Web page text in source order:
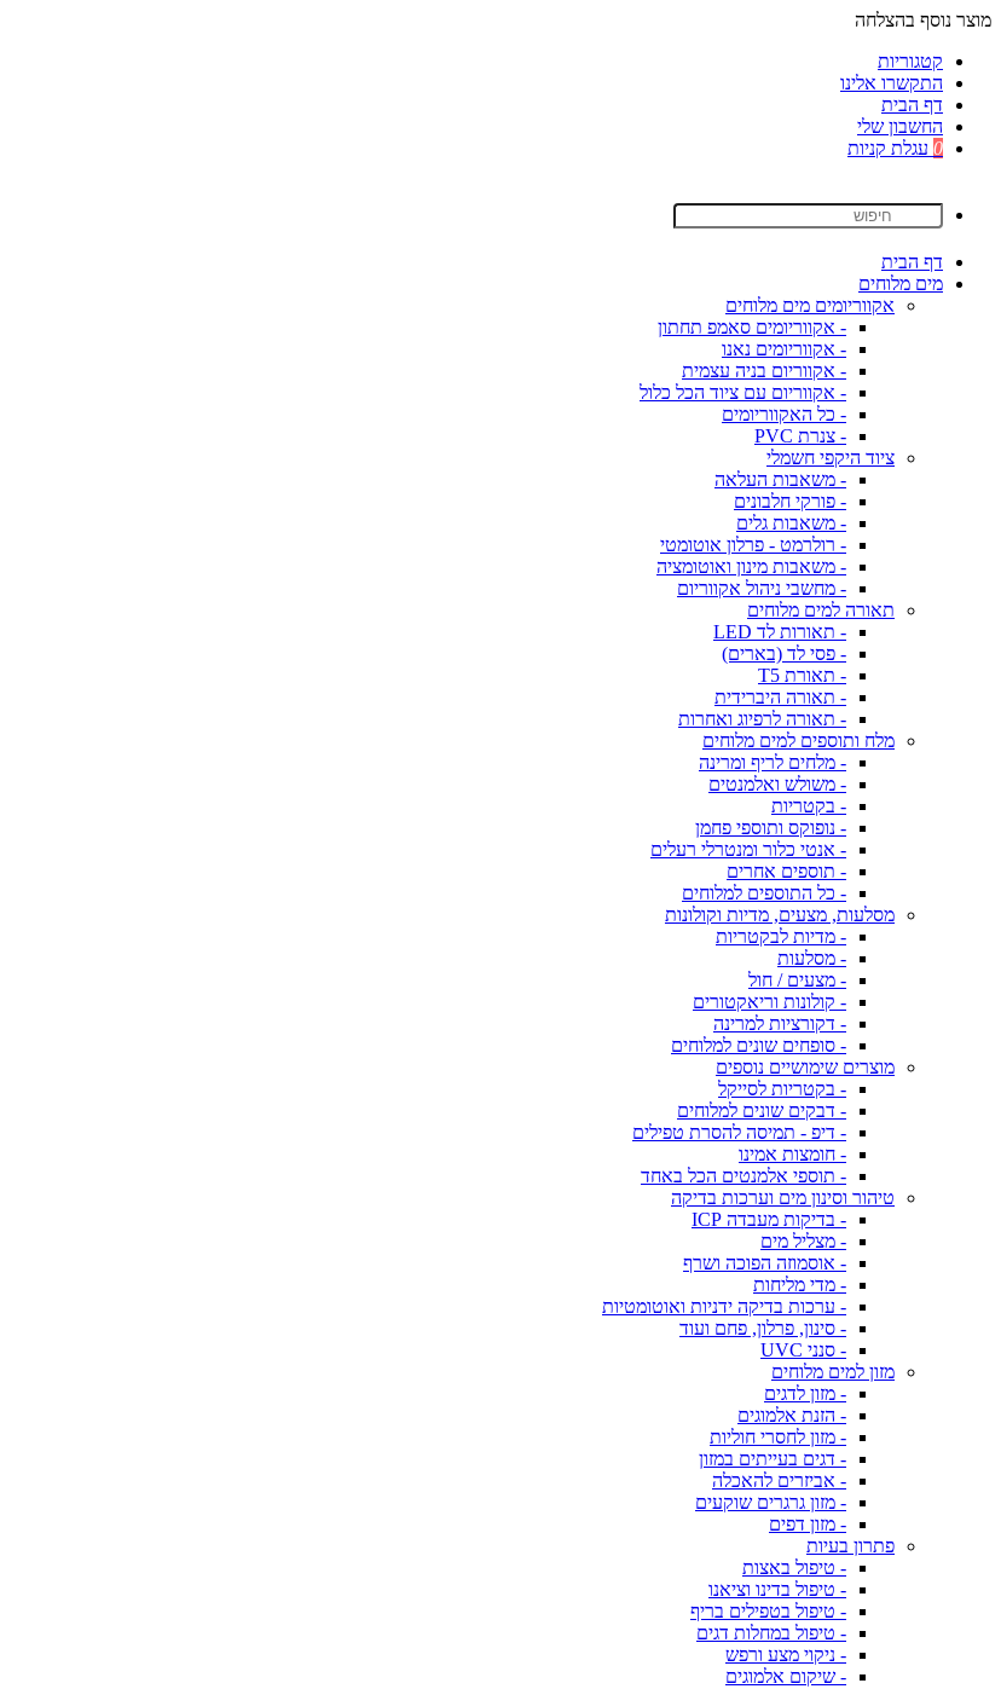
מוצר נוסף בהצלחה
קטגוריות
התקשרו אלינו
דף הבית
החשבון שלי
0 עגלת קניות
דף הבית
מים מלוחים
אקווריומים מים מלוחים
- אקווריומים סאמפ תחתון
- אקווריומים נאנו
- אקווריום בניה עצמית
- אקווריום עם ציוד הכל כלול
- כל האקווריומים
- צנרת PVC
ציוד היקפי חשמלי
- משאבות העלאה
- פורקי חלבונים
- משאבות גלים
- רולרמט - פרלון אוטומטי
- משאבות מינון ואוטומציה
- מחשבי ניהול אקווריום
תאורה למים מלוחים
- תאורות לד LED
- פסי לד (בארים)
- תאורת T5
- תאורה היברידית
- תאורה לרפיוג ואחרות
מלח ותוספים למים מלוחים
- מלחים לריף ומרינה
- משולש ואלמנטים
- בקטריות
- נופוקס ותוספי פחמן
- אנטי כלור ומנטרלי רעלים
- תוספים אחרים
- כל התוספים למלוחים
מסלעות, מצעים, מדיות וקולונות
- מדיות לבקטריות
- מסלעות
- מצעים / חול
- קולונות וריאקטורים
- דקורציות למרינה
- סופחים שונים למלוחים
מוצרים שימושיים נוספים
- בקטריות לסייקל
- דבקים שונים למלוחים
- דיפ - תמיסה להסרת טפילים
- חומצות אמינו
- תוספי אלמנטים הכל באחד
טיהור וסינון מים וערכות בדיקה
- בדיקות מעבדה ICP
- מצליל מים
- אוסמוזה הפוכה ושרף
- מדי מליחות
- ערכות בדיקה ידניות ואוטומטיות
- סינון, פרלון, פחם ועוד
- סנני UVC
מזון למים מלוחים
- מזון לדגים
- הזנת אלמוגים
- מזון לחסרי חוליות
- דגים בעייתים במזון
- אביזרים להאכלה
- מזון גרגרים שוקעים
- מזון דפים
פתרון בעיות
- טיפול באצות
- טיפול בדינו וציאנו
- טיפול בטפילים בריף
- טיפול במחלות דגים
- ניקוי מצע ורפש
- שיקום אלמוגים